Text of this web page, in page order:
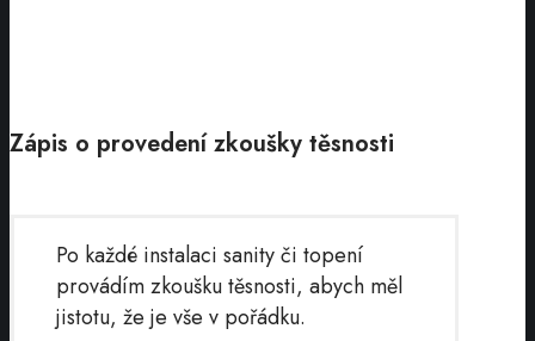
Zápis o provedení zkoušky těsnosti
Po každé instalaci sanity či topení
provádím zkoušku těsnosti, abych měl
jistotu, že je vše v pořádku.